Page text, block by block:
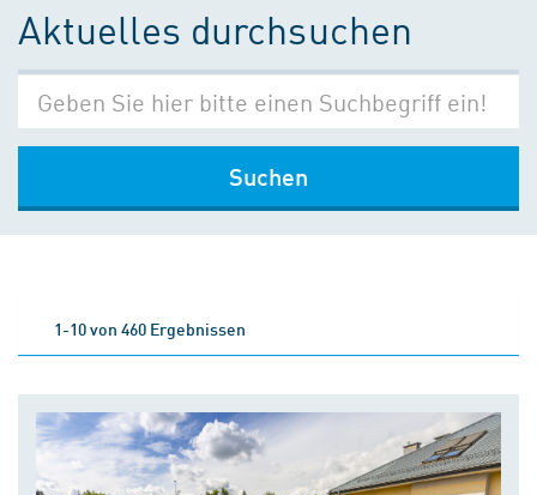
Aktuelles durchsuchen
Suchen
1-10 von 460 Ergebnissen